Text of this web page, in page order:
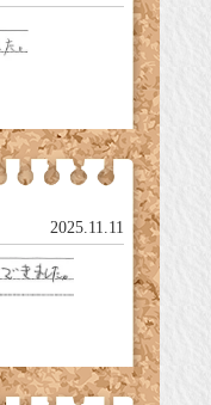
2025.11.11